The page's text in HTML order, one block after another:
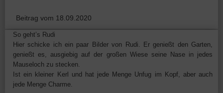
Beitrag vom 18.09.2020
So geht’s Rudi
Hier schicke ich ein paar Bilder von Rudi. Er genießt den Garten,
genießt es, ausgiebig auf der großen Wiese seine Nase in jedes
Mauseloch zu stecken.
Ist ein kleiner Kerl und hat jede Menge Unfug im Kopf, aber auch
jede Menge Charme.